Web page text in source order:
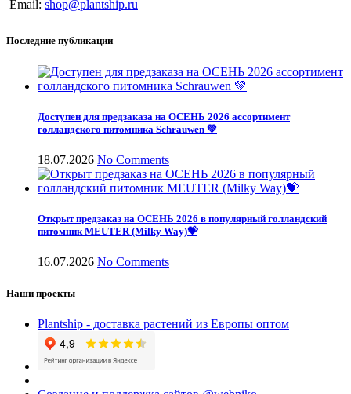
Email: shop@plantship.ru
Последние публикации
Доступен для предзаказа на ОСЕНЬ 2026 ассортимент
голландского питомника Schrauwen 💚
18.07.2026 No Comments
Открыт предзаказ на ОСЕНЬ 2026 в популярный голландский
питомник MEUTER (Milky Way)💝
16.07.2026 No Comments
Наши проекты
Plantship - доставка растений из Европы оптом